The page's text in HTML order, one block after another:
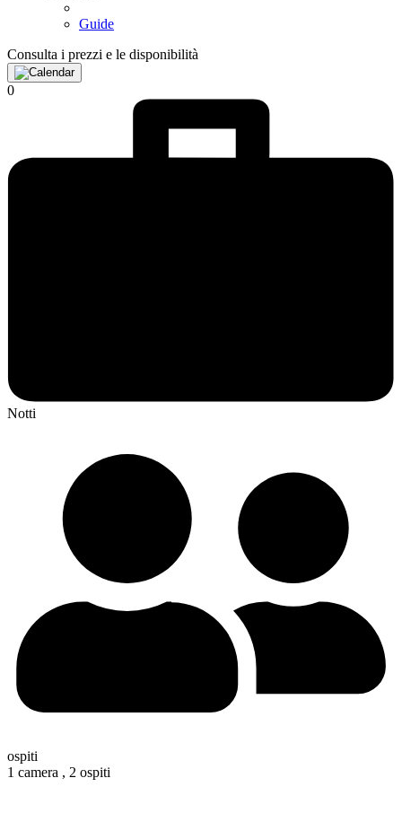
Guide
Consulta i prezzi e le disponibilità
0
Notti
ospiti
1 camera , 2 ospiti